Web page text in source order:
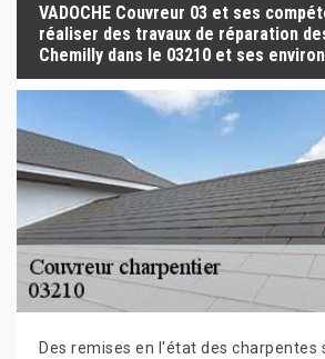
VADOCHE Couvreur 03 et ses
réaliser des travaux de réparation
Chemilly dans le 03210 et ses
Des remises en l'état des charpentes